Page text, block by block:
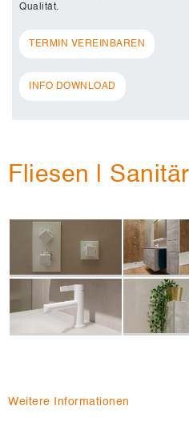
Qualität.
TERMIN VEREINBAREN
INFO DOWNLOAD
Fliesen |
Weitere Informationen